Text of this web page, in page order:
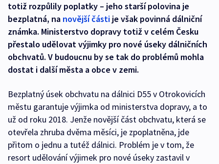
totiž rozpůlily poplatky – jeho starší polovina je
bezplatná, na novější části je však povinná dálniční
známka. Ministerstvo dopravy totiž v celém Česku
přestalo udělovat výjimky pro nové úseky dálničních
obchvatů. V budoucnu by se tak do problémů mohla
dostat i další města a obce v zemi.
Bezplatný úsek obchvatu na dálnici D55 v Otrokovicích
městu garantuje výjimka od ministerstva dopravy, a to
už od roku 2018. Jenže novější část obchvatu, která se
otevřela zhruba dvěma měsíci, je zpoplatněna, jde
přitom o jednu a tutéž dálnici. Problém je v tom, že
resort udělování výjimek pro nové úseky zastavil v